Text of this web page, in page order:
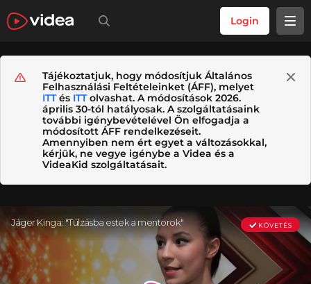
Login
Tájékoztatjuk, hogy módosítjuk Általános
Felhasználási Feltételeinket (ÁFF), melyet
ITTés ITTolvashat. A módosítások 2026.
április 30-tól hatályosak. A szolgáltatásaink
további igénybevételével Ön elfogadja a
módosított ÁFF rendelkezéseit.
Amennyiben nem ért egyet a változásokkal,
kérjük, ne vegye igénybe a Videa és a
VideaKid szolgáltatásait.